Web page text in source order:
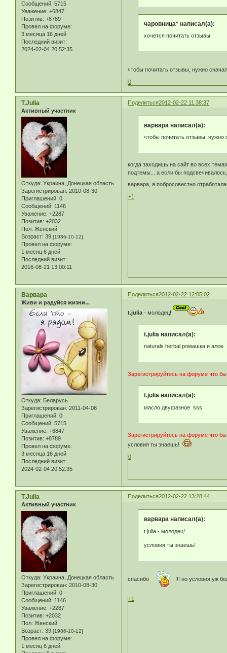
Сообщений: 5715
Уважение: +6847
Позитив: +8789
Провел на форуме:
3 месяца 16 дней
Последний визит:
2024-02-04 20:52:35
чаровница* написал(а):
хочется почитать отзывы
чтобы почитать отзывы, нужно
0
Поделиться2012-02-22 11:38:37
T.Julia
Активный участник
Откуда: Украина, Донецкая область
Зарегистрирован: 2010-08-30
Приглашений: 0
Сообщений: 1146
Уважение: +2287
Позитив: +2032
Пол: Женский
Возраст: 39 [1986-10-12]
Провел на форуме:
1 месяц 6 дней
Последний визит:
2016-08-21 13:00:11
варвара написал(а):
чтобы почитать отзывы, нужно
когда заходишь на сайт во всех
подтемы... а если бы
варвара, я побросовестно
+1
Поделиться2012-02-22 12:05:02
Варвара
Живи и радуйся жизни...
Откуда: Беларусь
Зарегистрирован: 2011-04-08
Приглашений: 0
Сообщений: 5715
Уважение: +6847
Позитив: +8789
Провел на форуме:
3 месяца 16 дней
Последний визит:
2024-02-04 20:52:35
t.julia- молодец!
t.julia написал(а):
naturals herbal ромашка и алое
Зарегистрируйтесь на форуме что
t.julia написал(а):
масло двуфазное sss
Зарегистрируйтесь на форуме что
условия ты знаешь!
0
Поделиться2012-02-22 13:28:44
T.Julia
Активный участник
Откуда: Украина, Донецкая область
Зарегистрирован: 2010-08-30
Приглашений: 0
Сообщений: 1146
Уважение: +2287
Позитив: +2032
Пол: Женский
Возраст: 39 [1986-10-12]
Провел на форуме:
1 месяц 6 дней
варвара написал(а):
t.julia - молодец!
условия ты знаешь!
cпасибо !!! но условия уж
+1